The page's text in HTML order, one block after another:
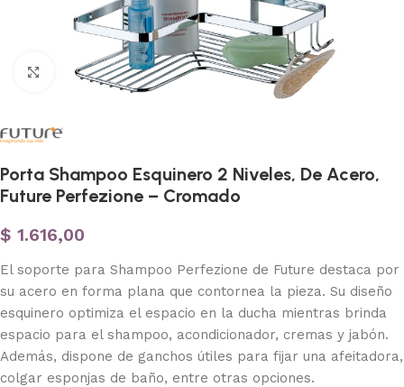
Haga clic para ampliar
Porta Shampoo Esquinero 2 Niveles, De Acero,
Future Perfezione – Cromado
$ 1.616,00
El soporte para Shampoo Perfezione de Future destaca por
su acero en forma plana que contornea la pieza. Su diseño
esquinero optimiza el espacio en la ducha mientras brinda
espacio para el shampoo, acondicionador, cremas y jabón.
Además, dispone de ganchos útiles para fijar una afeitadora,
colgar esponjas de baño, entre otras opciones.